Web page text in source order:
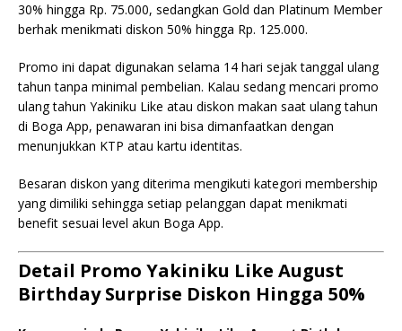
30% hingga Rp. 75.000, sedangkan Gold dan Platinum Member
berhak menikmati diskon 50% hingga Rp. 125.000.
Promo ini dapat digunakan selama 14 hari sejak tanggal ulang
tahun tanpa minimal pembelian. Kalau sedang mencari promo
ulang tahun Yakiniku Like atau diskon makan saat ulang tahun
di Boga App, penawaran ini bisa dimanfaatkan dengan
menunjukkan KTP atau kartu identitas.
Besaran diskon yang diterima mengikuti kategori membership
yang dimiliki sehingga setiap pelanggan dapat menikmati
benefit sesuai level akun Boga App.
Detail Promo Yakiniku Like August
Birthday Surprise Diskon Hingga 50%